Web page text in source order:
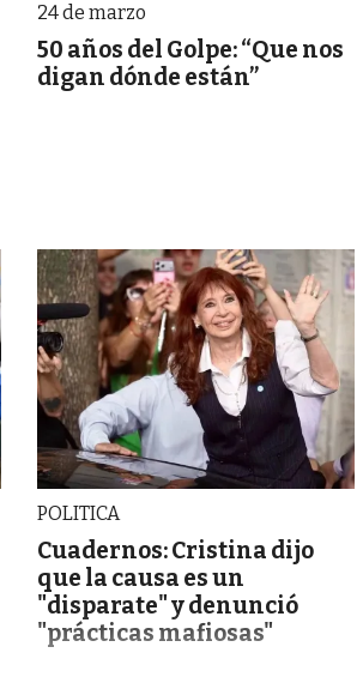
24 de marzo
50 años del Golpe: “Que nos
digan dónde están”
POLITICA
Cuadernos: Cristina dijo
que la causa es un
"disparate" y denunció
"prácticas mafiosas"